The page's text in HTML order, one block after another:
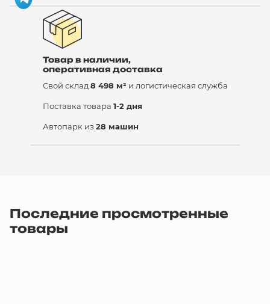
Товар в наличии,
оперативная доставка
Свой склад 8 498 м² и логистическая служба
Поставка товара 1-2 дня
Автопарк из 28 машин
Последние просмотренные
товары